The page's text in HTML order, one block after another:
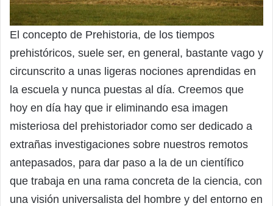
El concepto de Prehistoria, de los tiempos
prehistóricos, suele ser, en general, bastante vago y
circunscrito a unas ligeras nociones aprendidas en
la escuela y nunca puestas al día. Creemos que
hoy en día hay que ir eliminando esa imagen
misteriosa del prehistoriador como ser dedicado a
extrañas investigaciones sobre nuestros remotos
antepasados, para dar paso a la de un científico
que trabaja en una rama concreta de la ciencia, con
una visión universalista del hombre y del entorno en